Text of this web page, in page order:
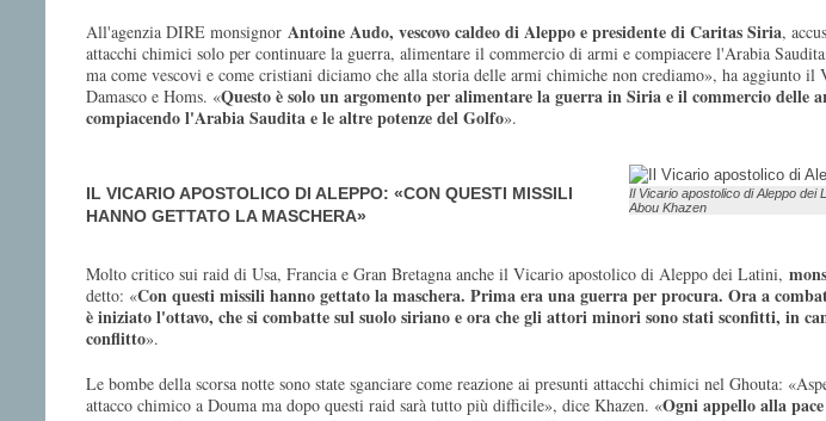
All'agenzia DIRE monsignor Antoine Audo, vescovo caldeo di Aleppo e presidente di Caritas Siria,
attacchi chimici solo per continuare la guerra, alimentare il commercio di armi e compiacere l'Arabia
ma come vescovi e come cristiani diciamo che alla storia delle armi chimiche non crediamo», ha aggiunto
Damasco e Homs. «Questo è solo un argomento per alimentare la guerra in Siria e il commercio
compiacendo l'Arabia Saudita e le altre potenze del Golfo».
Il Vicario apostolico di Aleppo dei
Abou Khazen
IL VICARIO APOSTOLICO DI ALEPPO: «CON QUESTI MISSILI
HANNO GETTATO LA MASCHERA»
Molto critico sui raid di Usa, Francia e Gran Bretagna anche il Vicario apostolico di Aleppo dei Latini,
detto: «Con questi missili hanno gettato la maschera. Prima era una guerra per procura. Ora a
è iniziato l'ottavo, che si combatte sul suolo siriano e ora che gli attori minori sono stati sconfitti, in
conflitto».
Le bombe della scorsa notte sono state sganciare come reazione ai presunti attacchi chimici nel Ghouta:
attacco chimico a Douma ma dopo questi raid sarà tutto più difficile», dice Khazen. «Ogni appello alla